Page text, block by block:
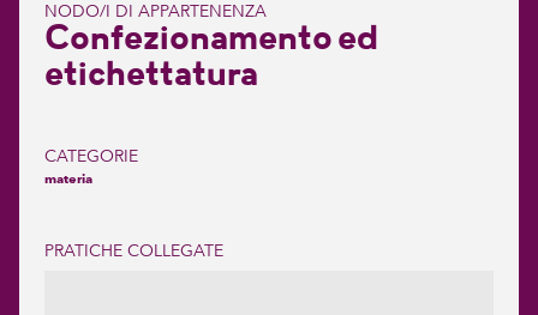
NODO/I DI APPARTENENZA
Confezionamento ed
etichettatura
CATEGORIE
materia
PRATICHE COLLEGATE